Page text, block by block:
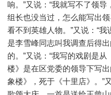
响。”又说：“我就写不了领
组长也没当过，怎么能写出
看不到英雄人物。”又说：“我
是李雪峰同志叫我调查后得
的。”又说：“我写的戏剧是
楼》是在区党委的领导下写
象楼》，死于《十里店》。”